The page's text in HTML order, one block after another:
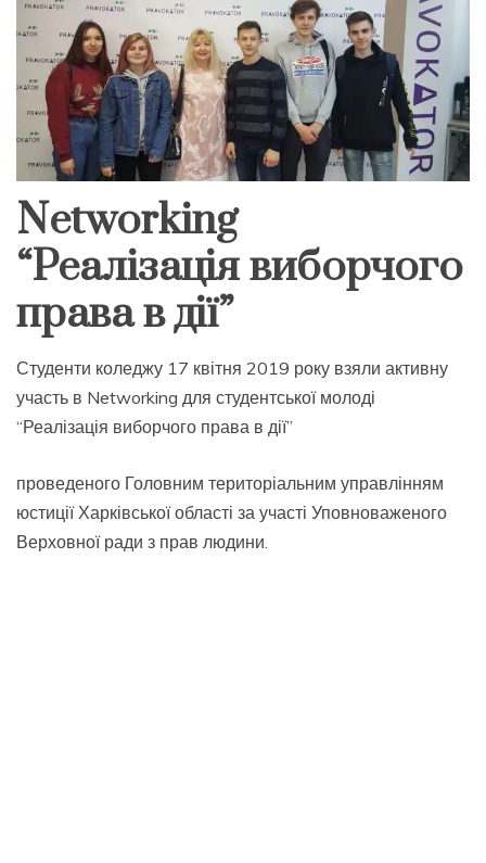
Networking
“Реалізація виборчого
права в дії”
Студенти коледжу 17 квітня 2019 року взяли активну
участь в Networking для студентської молоді
“Реалізація виборчого права в дії”
проведеного Головним територіальним управлінням
юстиції Харківської області за участі Уповноваженого
Верховної ради з прав людини.